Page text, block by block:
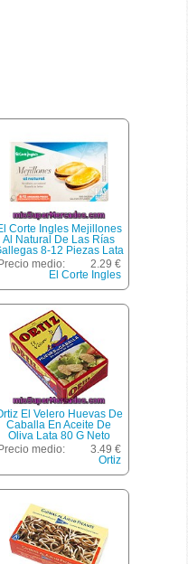
Corte Ingles Mejillones
Al Natural De Las Rías
8-12 Piezas Lata
69 G Neto Escurrido
Precio medio:
2.29 €
El Corte Ingles
El Velero Huevas De
Caballa En Aceite De
Oliva Lata 80 G Neto
Escurrido
Precio medio:
3.49 €
Ortiz